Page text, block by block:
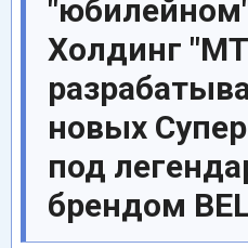
Холдинг
новых
под
брендом